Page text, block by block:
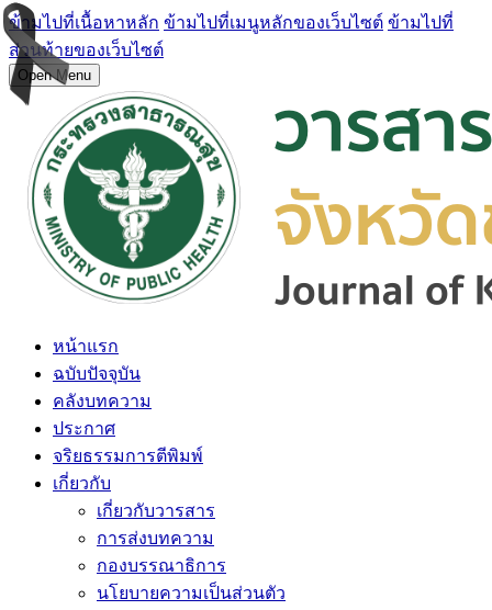
ข้ามไปที่เนื้อหาหลัก ข้ามไปที่เมนูหลักของเว็บไซต์ ข้ามไปที่
ส่วนท้ายของเว็บไซต์
Open Menu
หน้าแรก
ฉบับปัจจุบัน
คลังบทความ
ประกาศ
จริยธรรมการตีพิมพ์
เกี่ยวกับ
เกี่ยวกับวารสาร
การส่งบทความ
กองบรรณาธิการ
นโยบายความเป็นส่วนตัว